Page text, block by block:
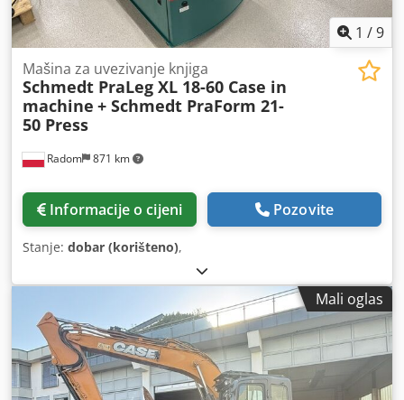
1 /9
Radom 871 km
Mašina za uvezivanje knjiga
Schmedt PraLeg XL 18-60 Case in
machine + Schmedt PraForm 21-
50 Press
Informacije o cijeni Pozovite
Stanje: dobar (korišteno),
Mali oglas